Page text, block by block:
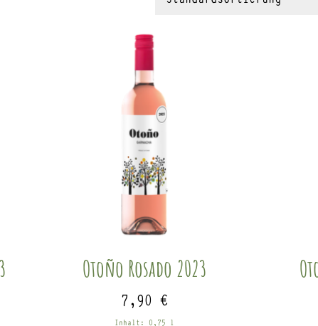
Otoño Rosado 2023
7,90€
Inhalt: 0,75 l